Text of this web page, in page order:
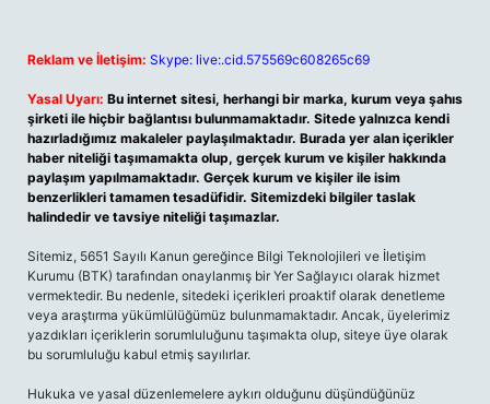
Reklam ve İletişim: Skype: live:.cid.575569c608265c69
Yasal Uyarı: Bu internet sitesi, herhangi bir marka, kurum veya şahıs
şirketi ile hiçbir bağlantısı bulunmamaktadır. Sitede yalnızca kendi
hazırladığımız makaleler paylaşılmaktadır. Burada yer alan içerikler
haber niteliği taşımamakta olup, gerçek kurum ve kişiler hakkında
paylaşım yapılmamaktadır. Gerçek kurum ve kişiler ile isim
benzerlikleri tamamen tesadüfidir. Sitemizdeki bilgiler taslak
halindedir ve tavsiye niteliği taşımazlar.
Sitemiz, 5651 Sayılı Kanun gereğince Bilgi Teknolojileri ve İletişim
Kurumu (BTK) tarafından onaylanmış bir Yer Sağlayıcı olarak hizmet
vermektedir. Bu nedenle, sitedeki içerikleri proaktif olarak denetleme
veya araştırma yükümlülüğümüz bulunmamaktadır. Ancak, üyelerimiz
yazdıkları içeriklerin sorumluluğunu taşımakta olup, siteye üye olarak
bu sorumluluğu kabul etmiş sayılırlar.
Hukuka ve yasal düzenlemelere aykırı olduğunu düşündüğünüz